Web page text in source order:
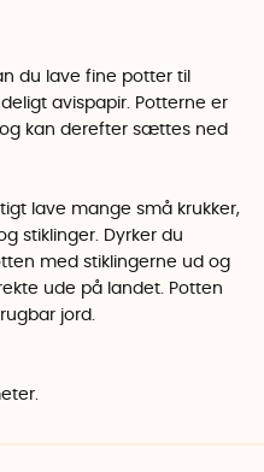
du lave fine potter til
avispapir. Potterne er
kan derefter sættes ned
lave mange små krukker,
stiklinger. Dyrker du
med stiklingerne ud og
ude på landet. Potten
jord.